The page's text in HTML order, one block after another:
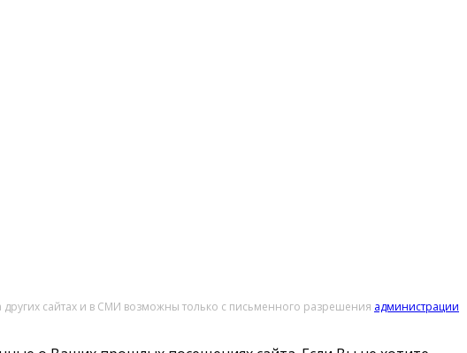
сайтах и в СМИ возможны только с письменного разрешения администрации